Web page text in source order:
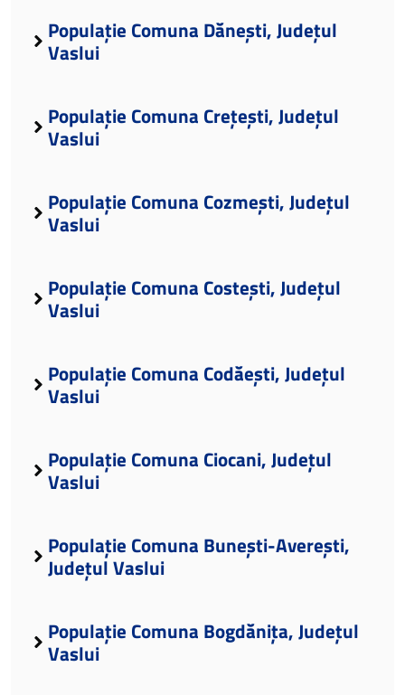
Populație Comuna Dănești, Județul
Vaslui
Populație Comuna Crețești, Județul
Vaslui
Populație Comuna Cozmești, Județul
Vaslui
Populație Comuna Costești, Județul
Vaslui
Populație Comuna Codăești, Județul
Vaslui
Populație Comuna Ciocani, Județul
Vaslui
Populație Comuna Bunești-Averești,
Județul Vaslui
Populație Comuna Bogdănița, Județul
Vaslui